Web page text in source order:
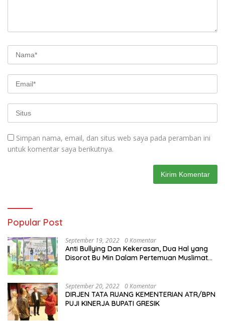
Simpan nama, email, dan situs web saya pada peramban ini
untuk komentar saya berikutnya.
Popular Post
September 19, 2022 0 Komentar
Anti Bullying Dan Kekerasan, Dua Hal yang
Disorot Bu Min Dalam Pertemuan Muslimat
September 20, 2022 0 Komentar
DIRJEN TATA RUANG KEMENTERIAN ATR/BPN
PUJI KINERJA BUPATI GRESIK